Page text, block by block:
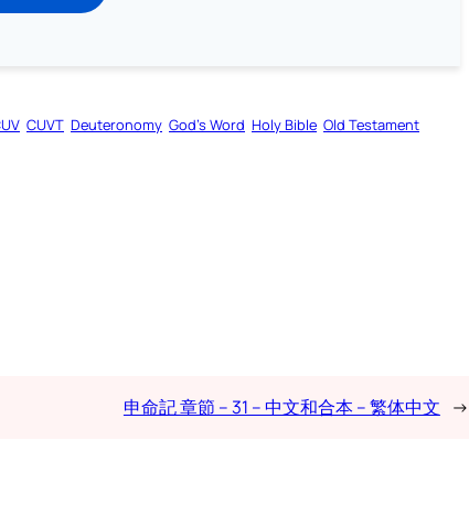
CUVT Deuteronomy God’s Word Holy Bible Old Testament
申命記 章節 – 31 – 中文和合本 – 繁体中文 →